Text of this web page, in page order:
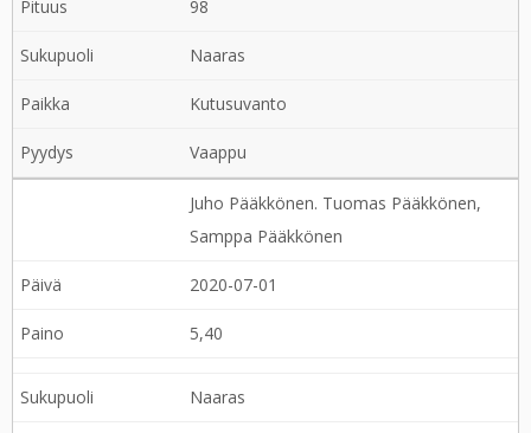
98
Naaras
Kutusuvanto
Vaappu
Juho Pääkkönen. Tuomas Pääkkönen,
Samppa Pääkkönen
2020-07-01
5,40
Naaras